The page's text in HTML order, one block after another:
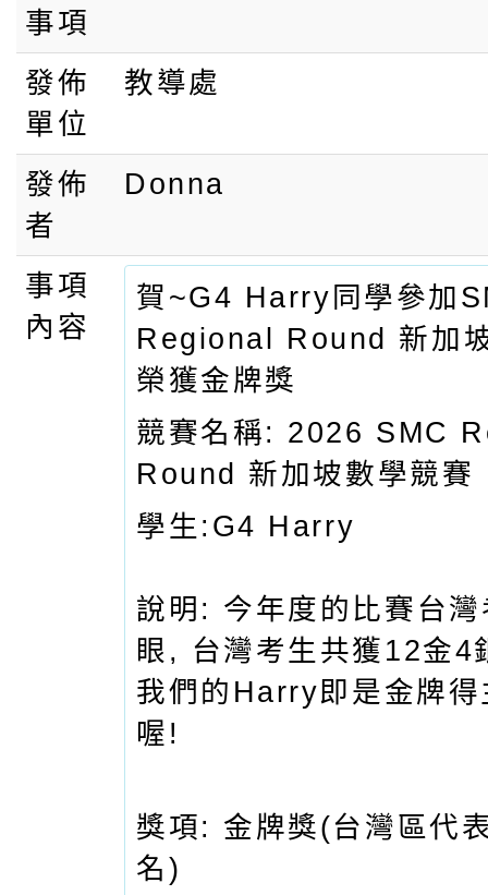
事項
發佈
單位
教導處
發佈
者
Donna
事項
內容
賀~G4 Harry同學參加
Regional Round 新加
榮獲金牌獎
競賽名稱: 2026 SMC
Round 新加坡數學競賽
學生:G4 Harry
說明: 今年度的比賽台
眼, 台灣考生共獲12金4
我們的Harry即是金牌得
喔!
獎項: 金牌獎(台灣區代
名)